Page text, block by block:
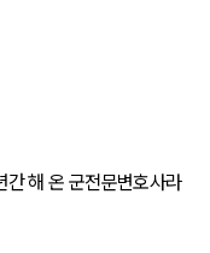
간 해 온 군전문변호사라